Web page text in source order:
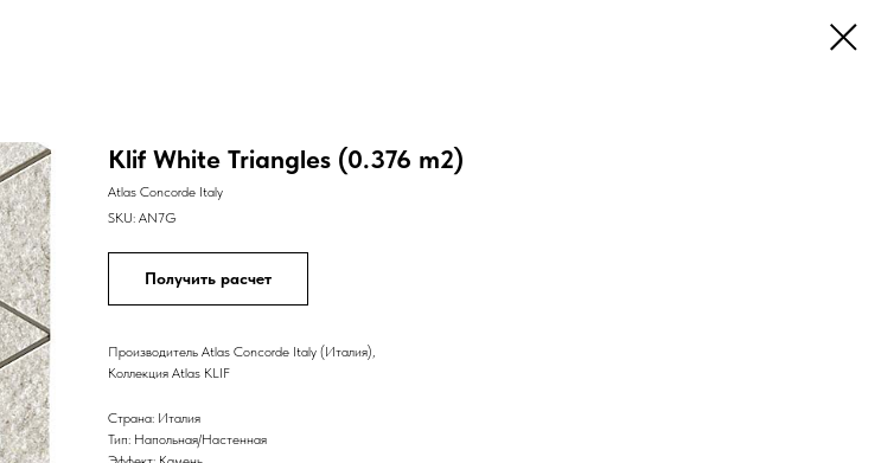
Klif White Triangles (0.376 m2)
Atlas Concorde Italy
SKU: AN7G
Получить расчет
Производитель Atlas Concorde Italy (Италия),
Коллекция Atlas KLIF
Страна: Италия
Тип: Напольная/Настенная